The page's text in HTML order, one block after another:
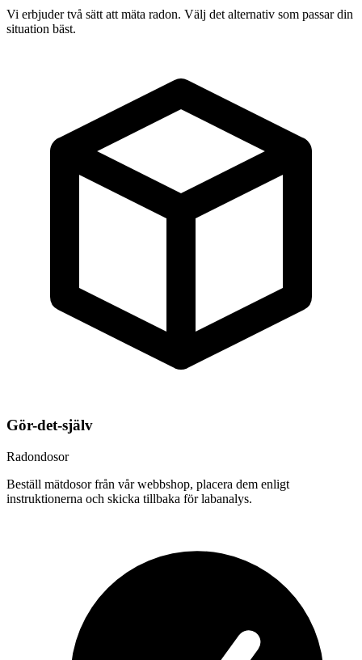
Vi erbjuder två sätt att mäta radon. Välj det alternativ som passar din
situation bäst.
Gör-det-själv
Radondosor
Beställ mätdosor från vår webbshop, placera dem enligt
instruktionerna och skicka tillbaka för labanalys.